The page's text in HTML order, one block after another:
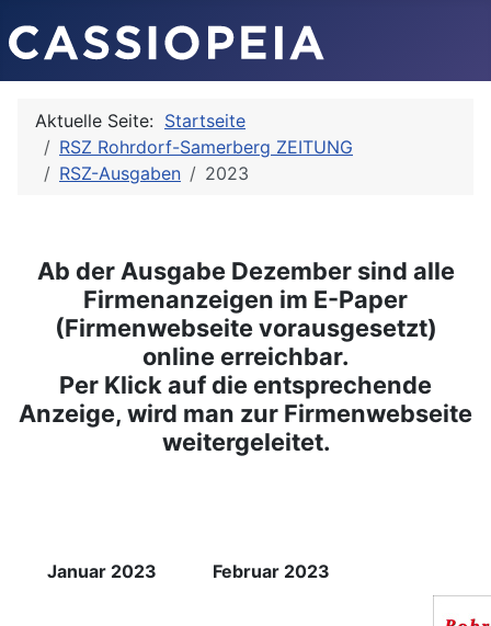
Aktuelle Seite: Startseite
RSZ Rohrdorf-Samerberg ZEITUNG
RSZ-Ausgaben
2023
Ab der Ausgabe Dezember sind alle
Firmenanzeigen im E-Paper
(Firmenwebseite vorausgesetzt)
online erreichbar.
Per Klick auf die entsprechende
Anzeige, wird man zur Firmenwebseite
weitergeleitet.
Januar 2023 Februar 2023